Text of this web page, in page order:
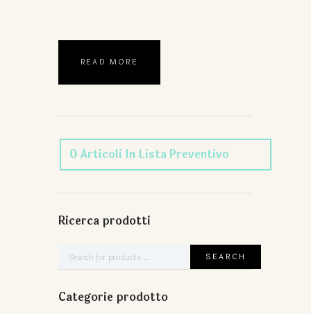
READ MORE
0Articoli In Lista Preventivo
Ricerca prodotti
Categorie prodotto